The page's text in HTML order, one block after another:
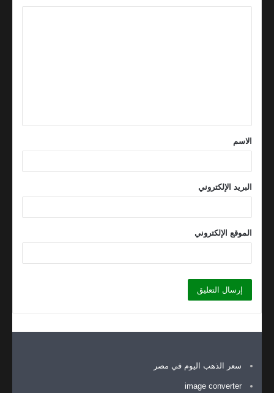
ق
*الاسم
البريد الإلكتروني
الموقع الإلكتروني
سعر الذهب اليوم في مصر
image converter